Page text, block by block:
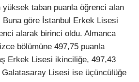
yüksek taban puanla öğrenci alan
göre İstanbul Erkek Lisesi
alarak birinci oldu. Almanca
bölümüne 497,75 puanla
Erkek Lisesi ikinciliğe, 497,43
Lisesi ise üçüncülüğe